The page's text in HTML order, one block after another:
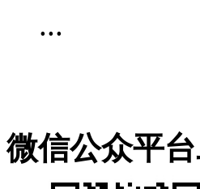
...
微信公众平